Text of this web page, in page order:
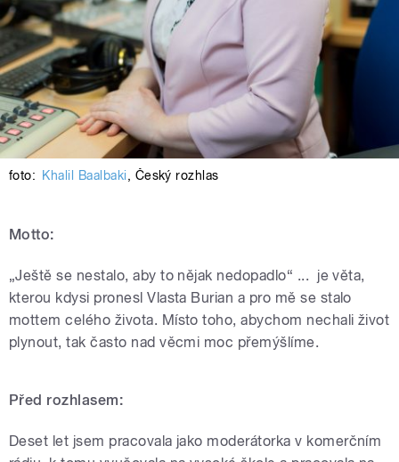
foto: Khalil Baalbaki, Český rozhlas
Motto:
„Ještě se nestalo, aby to nějak nedopadlo“ ... je věta,
kterou kdysi pronesl Vlasta Burian a pro mě se stalo
mottem celého života. Místo toho, abychom nechali život
plynout, tak často nad věcmi moc přemýšlíme.
Před rozhlasem:
Deset let jsem pracovala jako moderátorka v komerčním